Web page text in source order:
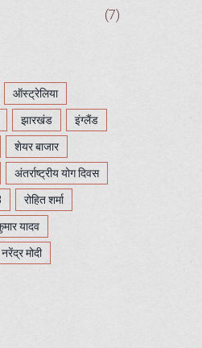
(7)
ऑस्ट्रेलिया
झारखंड इंग्लैंड
शेयर बाजार
अंतर्राष्ट्रीय योग दिवस
रोहित शर्मा
यादव
नरेंद्र मोदी